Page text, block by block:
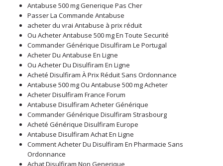
Antabuse 500 mg Generique Pas Cher
Passer La Commande Antabuse
acheter du vrai Antabuse à prix réduit
Ou Acheter Antabuse 500 mg En Toute Securité
Commander Générique Disulfiram Le Portugal
Acheter Du Antabuse En Ligne
Ou Acheter Du Disulfiram En Ligne
Acheté Disulfiram À Prix Réduit Sans Ordonnance
Antabuse 500 mg Ou Antabuse 500 mg Acheter
Acheter Disulfiram France Forum
Antabuse Disulfiram Acheter Générique
Commander Générique Disulfiram Strasbourg
Acheté Générique Disulfiram Europe
Antabuse Disulfiram Achat En Ligne
Comment Acheter Du Disulfiram En Pharmacie Sans
Ordonnance
Achat Disulfiram Non Generique